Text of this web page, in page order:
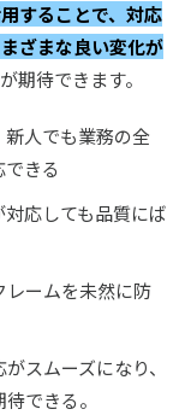
することで、対応
ざまな良い変化が
期待できます。
人でも業務の全
きる
応しても品質にば
ームを未然に防
スムーズになり、
できる。